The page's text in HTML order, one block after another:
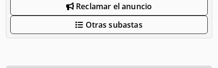
Reclamar el anuncio
Otras subastas